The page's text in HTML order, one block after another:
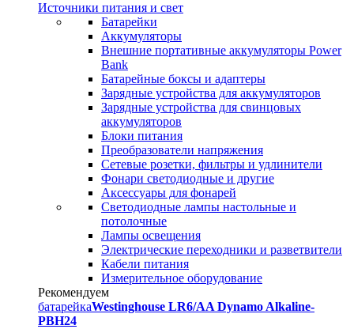
Источники питания и свет
Батарейки
Аккумуляторы
Внешние портативные аккумуляторы Power
Bank
Батарейные боксы и адаптеры
Зарядные устройства для аккумуляторов
Зарядные устройства для свинцовых
аккумуляторов
Блоки питания
Преобразователи напряжения
Сетевые розетки, фильтры и удлинители
Фонари светодиодные и другие
Аксессуары для фонарей
Светодиодные лампы настольные и
потолочные
Лампы освещения
Электрические переходники и разветвители
Кабели питания
Измерительное оборудование
Рекомендуем
батарейкаWestinghouse LR6/AA Dynamo Alkaline-
PBH24